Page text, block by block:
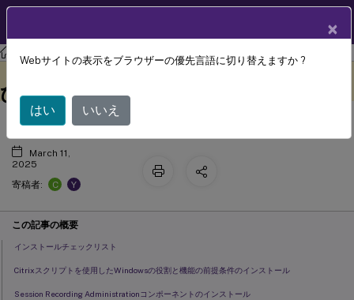
Session Recording Session Recording 2204
インストール、アップグレード、およ
びアンインストール
March 11,
2025
寄稿者:
C Y
この記事の概要
インストールチェックリスト
Citrixスクリプトを使用したWindowsの役割と機能の前提条件のインストール
Session Recording Administrationコンポーネントのインストール
×
Webサイトの表示をブラウザーの優先言語に切り替えますか ?
はい いいえ